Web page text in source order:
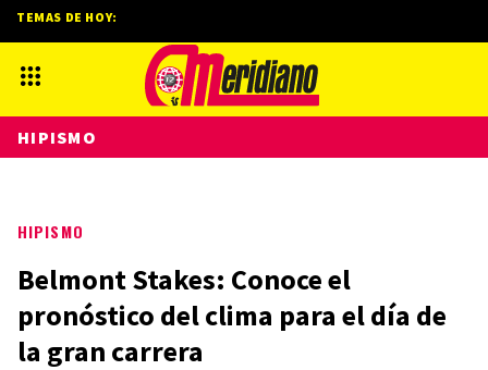
HIPISMO
Belmont Stakes: Conoce el
pronóstico del clima para el día de
la gran carrera
TEMAS DE HOY:
HIPISMO